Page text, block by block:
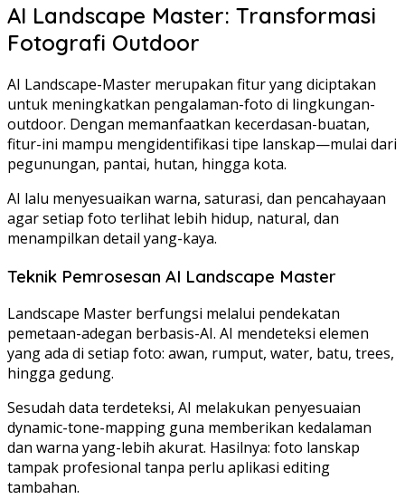
AI Landscape Master: Transformasi
Fotografi Outdoor
AI Landscape-Master merupakan fitur yang diciptakan
untuk meningkatkan pengalaman-foto di lingkungan-
outdoor. Dengan memanfaatkan kecerdasan-buatan,
fitur-ini mampu mengidentifikasi tipe lanskap—mulai dari
pegunungan, pantai, hutan, hingga kota.
AI lalu menyesuaikan warna, saturasi, dan pencahayaan
agar setiap foto terlihat lebih hidup, natural, dan
menampilkan detail yang-kaya.
Teknik Pemrosesan AI Landscape Master
Landscape Master berfungsi melalui pendekatan
pemetaan-adegan berbasis-AI. AI mendeteksi elemen
yang ada di setiap foto: awan, rumput, water, batu, trees,
hingga gedung.
Sesudah data terdeteksi, AI melakukan penyesuaian
dynamic-tone-mapping guna memberikan kedalaman
dan warna yang-lebih akurat. Hasilnya: foto lanskap
tampak profesional tanpa perlu aplikasi editing
tambahan.